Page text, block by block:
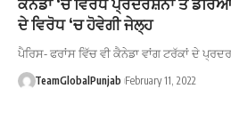
ਦੇ ਵਿਰੋਧ ‘ਚ ਹੋਵੇਗੀ ਜੇਲ੍ਹ
ਪੈਰਿਸ- ਫਰਾਂਸ ਵਿੱਚ ਵੀ ਕੈਨੇਡਾ ਵਾਂਗ ਟਰੱਕਾਂ ਦੇ
TeamGlobalPunjab February 11, 2022